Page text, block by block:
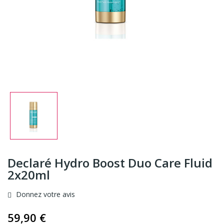
Declaré Hydro Boost Duo Care Fluid
2x20ml
Donnez votre avis
59,90 €